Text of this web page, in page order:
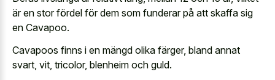
är en stor fördel för dem som funderar på att skaffa sig
en Cavapoo.
Cavapoos finns i en mängd olika färger, bland annat
svart, vit, tricolor, blenheim och guld.